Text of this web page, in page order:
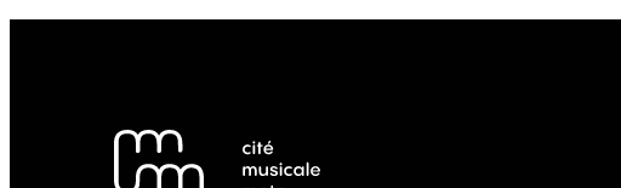
Pied de page